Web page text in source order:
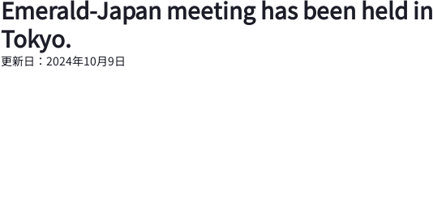
Emerald-Japan meeting has been held
Tokyo.
更新日： 2024年10月9日